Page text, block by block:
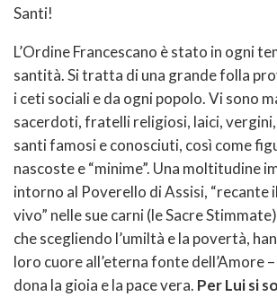
Santi!
L’Ordine Francescano è stato in ogni
santità. Si tratta di una grande folla
i ceti sociali e da ogni popolo. Vi sono
sacerdoti, fratelli religiosi, laici,
santi famosi e conosciuti, così come
nascoste e “minime”. Una moltitudine
intorno al Poverello di Assisi, “recante
vivo” nelle sue carni (le Sacre
che scegliendo l’umiltà e la povertà,
loro cuore all’eterna fonte dell’Amore
dona la gioia e la pace vera. Per Lui si